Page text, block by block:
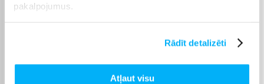
pakalpojumus.
Rādīt detalizēti
Atļaut visu
Omniva pakomāts